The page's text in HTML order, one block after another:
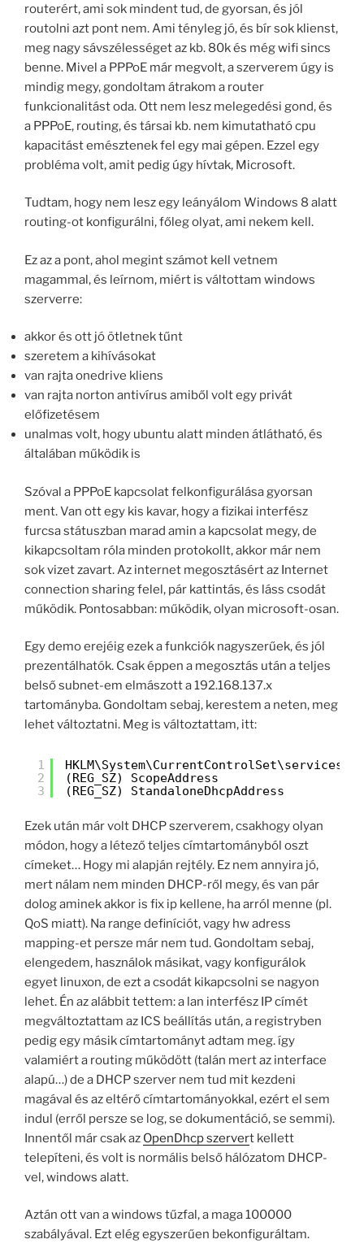
routerért, ami sok mindent tud, de gyorsan, és jól
routolni azt pont nem. Ami tényleg jó, és bír sok klienst,
meg nagy sávszélességet az kb. 80k és még wifi sincs
benne. Mivel a PPPoE már megvolt, a szerverem úgy is
mindig megy, gondoltam átrakom a router
funkcionalitást oda. Ott nem lesz melegedési gond, és
a PPPoE, routing, és társai kb. nem kimutatható cpu
kapacitást emésztenek fel egy mai gépen. Ezzel egy
probléma volt, amit pedig úgy hívtak, Microsoft.
Tudtam, hogy nem lesz egy leányálom Windows 8 alatt
routing-ot konfigurálni, főleg olyat, ami nekem kell.
Ez az a pont, ahol megint számot kell vetnem
magammal, és leírnom, miért is váltottam windows
szerverre:
akkor és ott jó ötletnek tűnt
szeretem a kihívásokat
van rajta onedrive kliens
van rajta norton antivírus amiből volt egy privát
előfizetésem
unalmas volt, hogy ubuntu alatt minden átlátható, és
általában működik is
Szóval a PPPoE kapcsolat felkonfigurálása gyorsan
ment. Van ott egy kis kavar, hogy a fizikai interfész
furcsa státuszban marad amin a kapcsolat megy, de
kikapcsoltam róla minden protokollt, akkor már nem
sok vizet zavart. Az internet megosztásért az Internet
connection sharing felel, pár kattintás, és láss csodát
működik. Pontosabban: működik, olyan microsoft-osan.
Egy demo erejéig ezek a funkciók nagyszerűek, és jól
prezentálhatók. Csak éppen a megosztás után a teljes
belső subnet-em elmászott a 192.168.137.x
tartományba. Gondoltam sebaj, kerestem a neten, meg
lehet változtatni. Meg is változtattam, itt:
1
2
3
(REG_SZ) ScopeAddress
(REG_SZ) StandaloneDhcpAddress
Ezek után már volt DHCP szerverem, csakhogy olyan
módon, hogy a létező teljes címtartományból oszt
címeket… Hogy mi alapján rejtély. Ez nem annyira jó,
mert nálam nem minden DHCP-ről megy, és van pár
dolog aminek akkor is fix ip kellene, ha arról menne (pl.
QoS miatt). Na range definíciót, vagy hw adress
mapping-et persze már nem tud. Gondoltam sebaj,
elengedem, használok másikat, vagy konfigurálok
egyet linuxon, de ezt a csodát kikapcsolni se nagyon
lehet. Én az alábbit tettem: a lan interfész IP címét
megváltoztattam az ICS beállítás után, a registryben
pedig egy másik címtartományt adtam meg. így
valamiért a routing működött (talán mert az interface
alapú…) de a DHCP szerver nem tud mit kezdeni
magával és az eltérő címtartományokkal, ezért el sem
indul (erről persze se log, se dokumentáció, se semmi).
Innentől már csak az OpenDhcp szervert kellett
telepíteni, és volt is normális belső hálózatom DHCP-
vel, windows alatt.
Aztán ott van a windows tűzfal, a maga 100000
szabályával. Ezt elég egyszerűen bekonfiguráltam.